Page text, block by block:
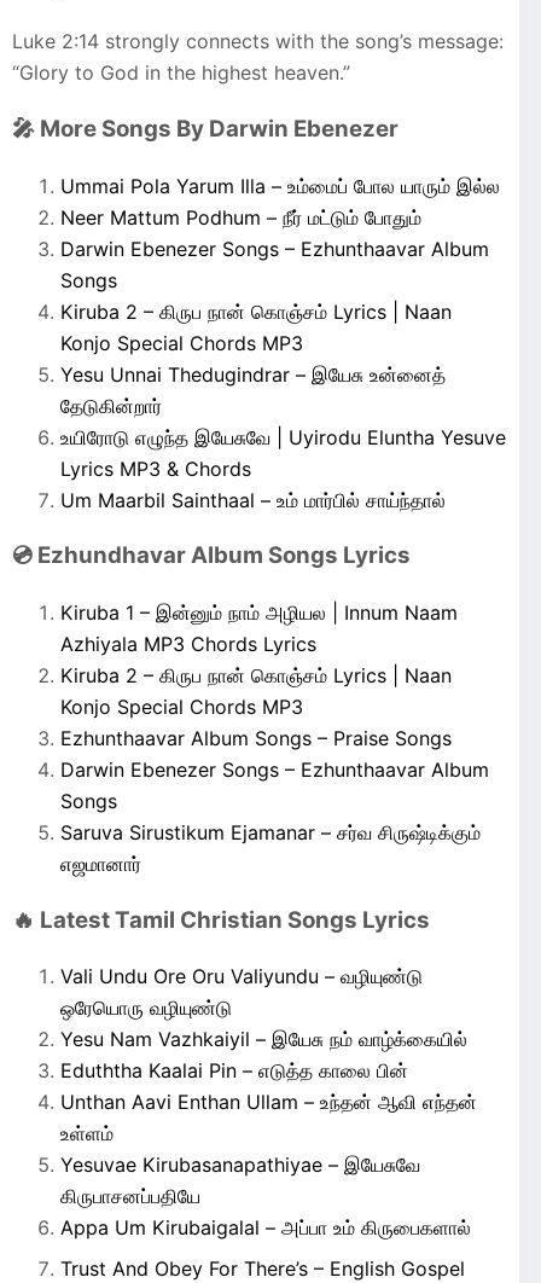
Luke 2:14 strongly connects with the song’s message:
“Glory to God in the highest heaven.”
🎤 More Songs By Darwin Ebenezer
Ummai Pola Yarum Illa – உம்மைப் போல யாரும் இல்ல
Neer Mattum Podhum – நீர் மட்டும் போதும்
Darwin Ebenezer Songs – Ezhunthaavar Album
Songs
Kiruba 2 – கிருப நான் கொஞ்சம் Lyrics | Naan
Konjo Special Chords MP3
Yesu Unnai Thedugindrar – இயேசு உன்னைத்
தேடுகின்றார்
உயிரோடு எழுந்த இயேசுவே | Uyirodu Eluntha Yesuve
Lyrics MP3 & Chords
Um Maarbil Sainthaal – உம் மார்பில் சாய்ந்தால்
💿 Ezhundhavar Album Songs Lyrics
Kiruba 1 – இன்னும் நாம் அழியல | Innum Naam
Azhiyala MP3 Chords Lyrics
Kiruba 2 – கிருப நான் கொஞ்சம் Lyrics | Naan
Konjo Special Chords MP3
Ezhunthaavar Album Songs – Praise Songs
Darwin Ebenezer Songs – Ezhunthaavar Album
Songs
Saruva Sirustikum Ejamanar – சர்வ சிருஷ்டிக்கும்
எஜமானார்
🔥 Latest Tamil Christian Songs Lyrics
Vali Undu Ore Oru Valiyundu – வழியுண்டு
ஒரேயொரு வழியுண்டு
Yesu Nam Vazhkaiyil – இயேசு நம் வாழ்க்கையில்
Eduththa Kaalai Pin – எடுத்த காலை பின்
Unthan Aavi Enthan Ullam – உந்தன் ஆவி எந்தன்
உள்ளம்
Yesuvae Kirubasanapathiyae – இயேசுவே
கிருபாசனப்பதியே
Appa Um Kirubaigalal – அப்பா உம் கிருபைகளால்
Trust And Obey For There’s – English Gospel